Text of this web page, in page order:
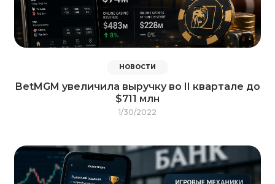
НОВОСТИ
BetMGM увеличила выручку во II квартале до
$711 млн
1/30/2022